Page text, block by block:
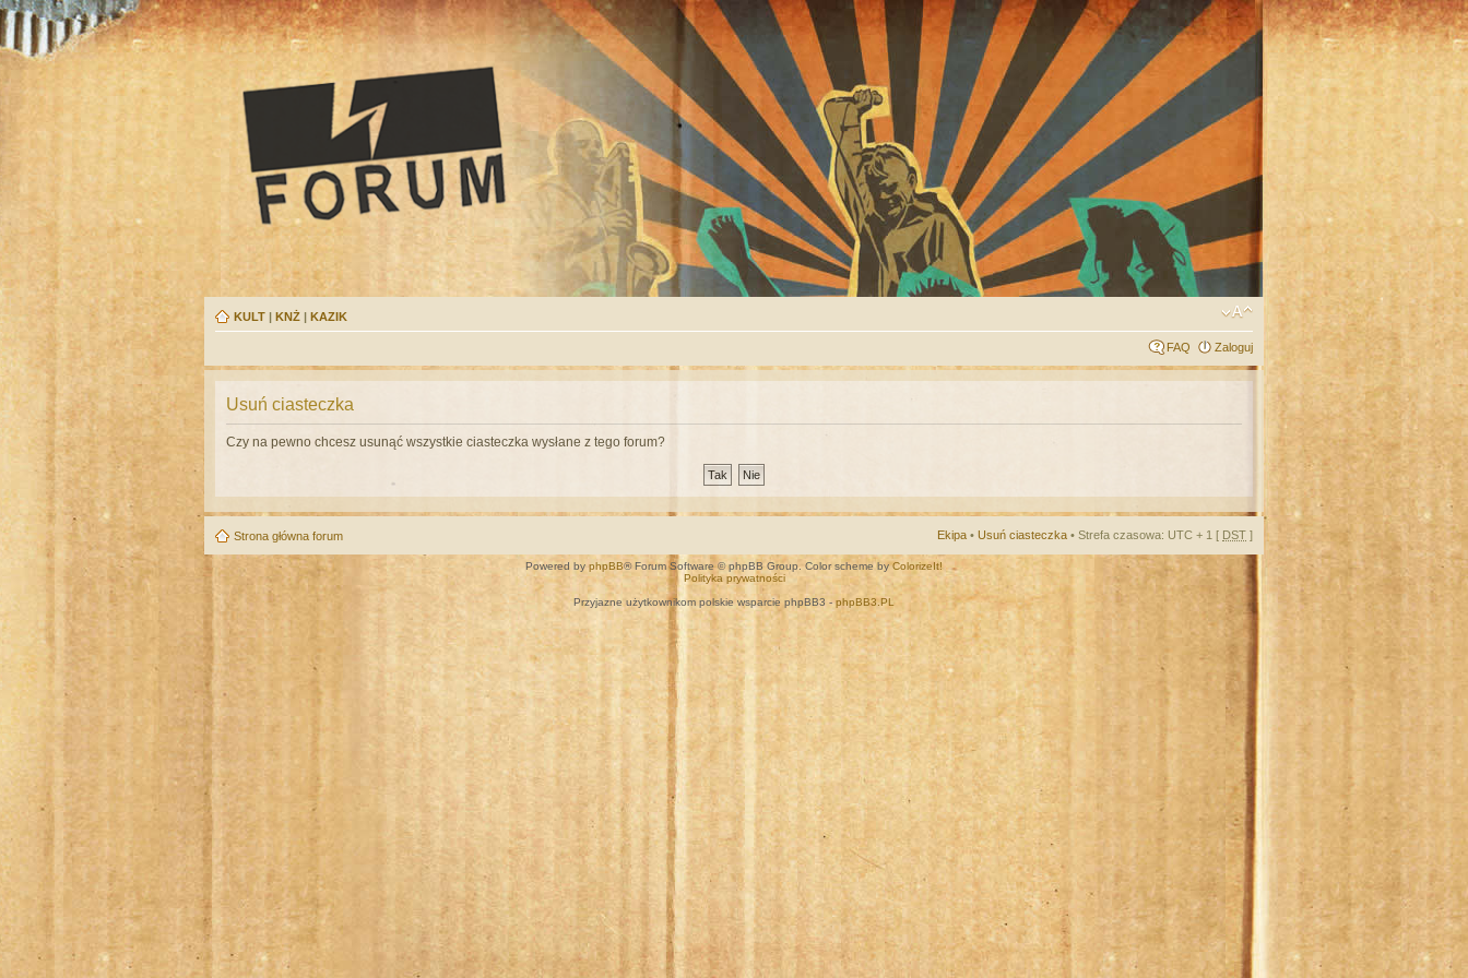
KULT | KNŻ | KAZIK
FAQ Zaloguj
Usuń ciasteczka
Czy na pewno chcesz usunąć wszystkie ciasteczka wysłane z tego forum?
Strona główna forum Ekipa • Usuń ciasteczka • Strefa czasowa: UTC + 1 [ DST ]
Powered by phpBB® Forum Software © phpBB Group. Color scheme byColorizeIt!
Polityka prywatności
Przyjazne użytkownikom polskie wsparcie phpBB3 -phpBB3.PL